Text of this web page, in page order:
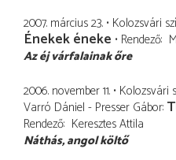
2007. március 23. Kolozsvári
Énekek éneke Rendező
Az éj várfalainak őre
2006. november 11. Kolozsvári
Varró Dániel - Presser Gábor
Rendező Keresztes Attila
Náthás angol költő